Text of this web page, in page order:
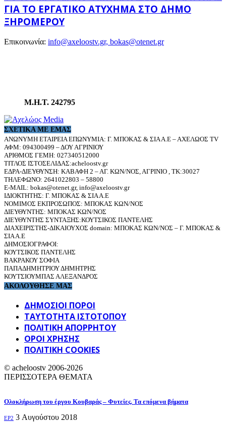
ΓΙΑ ΤΟ ΕΡΓΑΤΙΚΌ ΑΤΎΧΗΜΑ ΣΤΟ ΔΉΜΟ
ΞΗΡΟΜΈΡΟΥ
Επικοινωνία: info@axeloostv.gr, bokas@otenet.gr
Μ.Η.Τ. 242795
ΣΧΕΤΙΚΆ ΜΕ ΕΜΆΣ
ΑΝΩΝΥΜΗ ΕΤΑΙΡΕΙΑ ΕΠΩΝΥΜΙΑ: Γ. ΜΠΟΚΑΣ & ΣΙΑ Α.Ε – ΑΧΕΛΩΟΣ TV
ΑΦΜ: 094300499 – ΔΟΥ ΑΓΡΙΝΙΟΥ
ΑΡΙΘΜΟΣ ΓΕΜΗ: 027340512000
ΤΙΤΛΟΣ ΙΣΤΟΣΕΛΙΔΑΣ:acheloostv.gr
ΕΔΡΑ-ΔΙΕΥΘΥΝΣΗ: ΚΑΒΑΦΗ 2 – ΑΓ. ΚΩΝ/ΝΟΣ, ΑΓΡΙΝΙΟ , ΤΚ:30027
ΤΗΛΕΦΩΝΟ: 2641022803 – 58800
E-MAIL: bokas@otenet.gr, info@axeloostv.gr
ΙΔΙΟΚΤΗΤΗΣ: Γ. ΜΠΟΚΑΣ & ΣΙΑ Α.Ε
ΝΟΜΙΜΟΣ ΕΚΠΡΟΣΩΠΟΣ: ΜΠΟΚΑΣ ΚΩΝ/ΝΟΣ
ΔΙΕΥΘΥΝΤΗΣ: ΜΠΟΚΑΣ ΚΩΝ/ΝΟΣ
ΔΙΕΥΘΥΝΤΗΣ ΣΥΝΤΑΞΗΣ:ΚΟΥΤΣΙΚΟΣ ΠΑΝΤΕΛΗΣ
ΔΙΑΧΕΙΡΙΣΤΗΣ-ΔΙΚΑΙΟΥΧΟΣ domain: ΜΠΟΚΑΣ ΚΩΝ/ΝΟΣ – Γ. ΜΠΟΚΑΣ &
ΣΙΑ Α.Ε
ΔΗΜΟΣΙΟΓΡΑΦΟΙ:
ΚΟΥΤΣΙΚΟΣ ΠΑΝΤΕΛΗΣ
ΒΑΚΡΑΚΟΥ ΣΟΦΙΑ
ΠΑΠΑΔΗΜΗΤΡΙΟΥ ΔΗΜΗΤΡΗΣ
ΚΟΥΤΣΙΟΥΜΠΑΣ ΑΛΕΞΑΝΔΡΟΣ
ΑΚΟΛΟΥΘΗΣΕ ΜΑΣ
ΔΗΜΟΣΙΟΙ ΠΟΡΟΙ
ΤΑΥΤΌΤΗΤΑ ΙΣΤΌΤΟΠΟΥ
ΠΟΛΙΤΙΚΉ ΑΠΟΡΡΉΤΟΥ
ΌΡΟΙ ΧΡΉΣΗΣ
ΠΟΛΙΤΙΚΗ COOKIES
© acheloostv 2006-2026
ΠΕΡΙΣΣΟΤΕΡΑ ΘΕΜΑΤΑ
Ολοκλήρωση του έργου Κουβαράς – Φυτείες. Τα επόμενα βήματα
EP2 3 Αυγούστου 2018